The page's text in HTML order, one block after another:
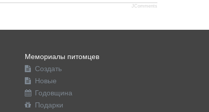
JComments
Мемориалы питомцев
Создать
Новые
Годовщина
Подарки